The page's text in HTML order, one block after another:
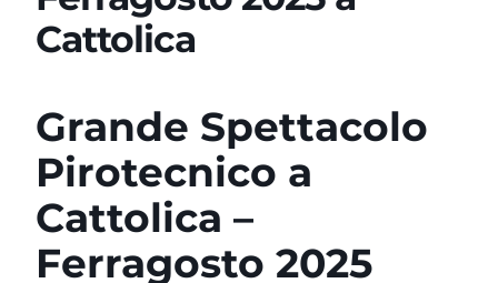
Cattolica
Grande Spettacolo
Pirotecnico a
Cattolica –
Ferragosto 2025